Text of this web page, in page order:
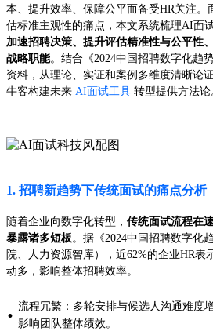
本、提升效率、保障公平而备受HR关注。
估标准主观性的痛点，本文系统梳理AI面
加速招聘决策、提升评估精准性与公平性
战略职能。结合《2024中国招聘数字化趋
资料，从理论、实证和案例多维度清晰论
牛客构建未来 AI面试工具 转型提供方法论
1. 招聘新趋势下传统面试的痛点分析
随着企业向数字化转型， 传统面试流程在
暴露诸多短板。据《2024中国招聘数字化
院、人力资源智库），近62%的企业HR表
动多，影响整体招聘效率。
· 流程冗繁：多轮安排与候选人沟通难度
影响团队整体绩效。